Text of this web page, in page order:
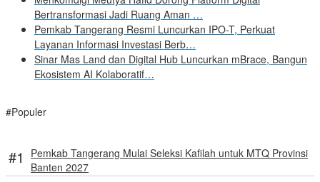
Bertransformasi Jadi Ruang Aman …
Pemkab Tangerang Resmi Luncurkan IPO-T, Perkuat
Layanan Informasi Investasi Berb…
Sinar Mas Land dan Digital Hub Luncurkan mBrace, Bangun
Ekosistem AI Kolaboratif…
#Populer
Pemkab Tangerang Mulai Seleksi Kafilah untuk MTQ Provinsi
Banten 2027